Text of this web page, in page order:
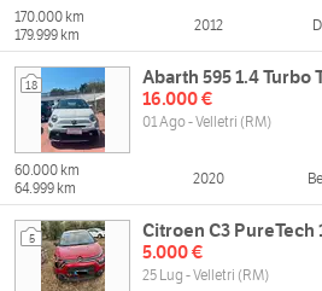
170.000 km
179.999 km
2012
18
Abarth 595 1.4 Turbo
16.000 €
01 Ago - Velletri (RM)
60.000 km
64.999 km
2020
5
Citroen C3 PureTech
5.000 €
25 Lug - Velletri (RM)